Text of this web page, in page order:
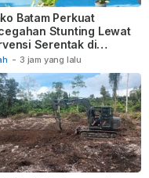
- 3 jam yang lalu
Batam Perkuat
Stunting Lewat
Serentak di